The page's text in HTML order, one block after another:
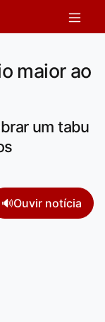
maior ao
um tabu
🔊Ouvir notícia